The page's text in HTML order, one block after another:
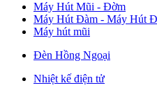
Máy Hút Mũi - Đờm
Máy Hút Đàm - Máy Hút
Máy hút mũi
Đèn Hồng Ngoại
Nhiệt kế điện tử